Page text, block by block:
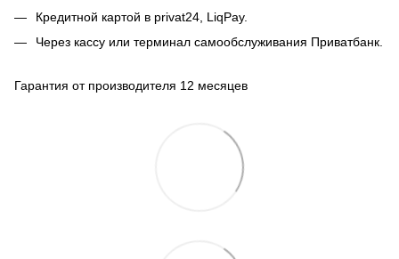
Кредитной картой в privat24, LiqPay.
Через кассу или терминал самообслуживания Приватбанк.
Гарантия от производителя 12 месяцев